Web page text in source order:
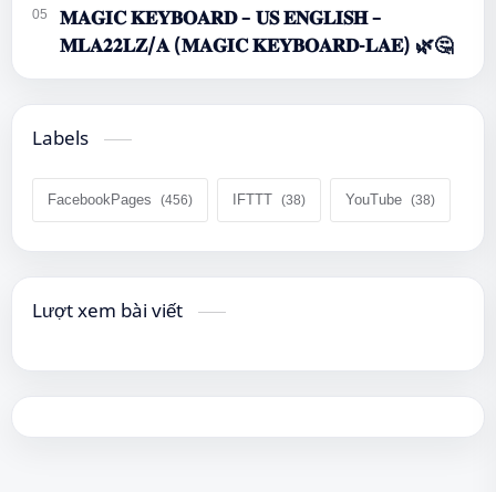
𝐌𝐀𝐆𝐈𝐂 𝐊𝐄𝐘𝐁𝐎𝐀𝐑𝐃 – 𝐔𝐒 𝐄𝐍𝐆𝐋𝐈𝐒𝐇 –
𝐌𝐋𝐀𝟐𝟐𝐋𝐙/𝐀 (𝐌𝐀𝐆𝐈𝐂 𝐊𝐄𝐘𝐁𝐎𝐀𝐑𝐃-𝐋𝐀𝐄) 🌿🤔
Labels
FacebookPages IFTTT YouTube
Lượt xem bài viết